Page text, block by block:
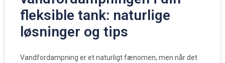
fleksible tank: naturlige
løsninger og tips
Vandfordampning er et naturligt fænomen, men når det